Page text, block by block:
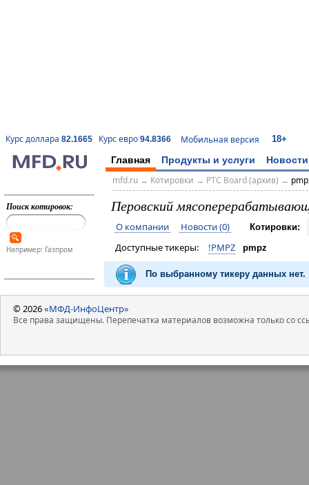
Курс доллара 82.1665 Курс евро 94.8366 Мобильная версия 18+
Главная Продукты и услуги Новости
Поиск котировок:
Например: Газпром
mfd.ru→ Котировки → РТС Board (архив) →
Перовский
О компании Новости (0) Котировки:
Доступные тикеры: !PMPZ pmpz
По выбранному тикеру данных нет.
© 2026«МФД-ИнфоЦентр»
Все права защищены. Перепечатка материалов возможна только со